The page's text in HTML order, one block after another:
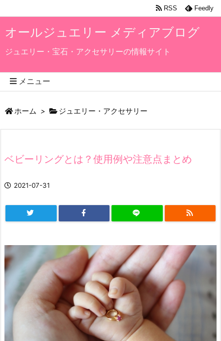
オールジュエリー メディアブログ
ジュエリー・宝石・アクセサリーの情報サイト
メニュー
RSS Feedly
ホーム > ジュエリー・アクセサリー
ベビーリングとは？使用例や注意点まとめ
2021-07-31